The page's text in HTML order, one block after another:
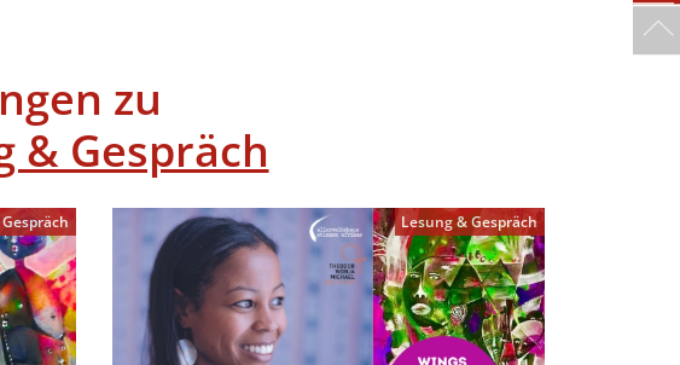
zu
& Gespräch
Lesung & Gespräch